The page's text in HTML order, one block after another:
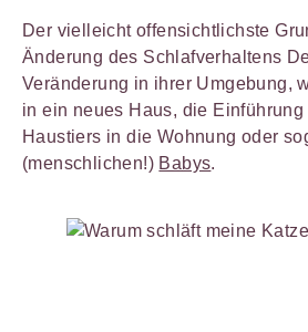
Der vielleicht offensichtlichste
Änderung des Schlafverhaltens
Veränderung in ihrer Umgebung,
in ein neues Haus, die
Haustiers in die Wohnung oder
(menschlichen!) Babys.